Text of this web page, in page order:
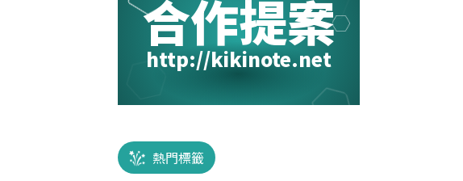
合作提案
http://kikinote.net
熱門標籤